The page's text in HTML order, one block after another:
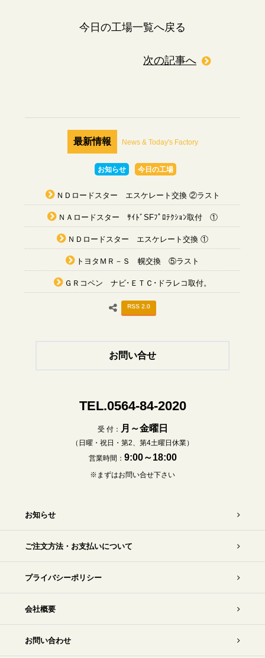
今日の工場一覧へ戻る
次の記事へ
最新情報 News & Today's Factory
お知らせ 今日の工場
ＮＤロードスター エスケレート交換 ②ラスト
ＮＡロードスター ｻｲﾄﾞSFﾌﾟﾛﾃｸｼｮﾝ取付 ①
ＮＤロードスター エスケレート交換 ①
トヨタＭＲ－Ｓ 幌交換 ⑤ラスト
ＧＲコペン ナビ･ＥＴＣ･ドラレコ取付。
RSS 2.0
お問い合せ
TEL.0564-84-2020
受 付： 月～金曜日
（日曜・祝日・第2、第4土曜日休業）
営業時間： 9:00～18:00
※まずはお問い合せ下さい
お知らせ
ご注文方法・お支払いについて
プライバシーポリシー
会社概要
お問い合わせ